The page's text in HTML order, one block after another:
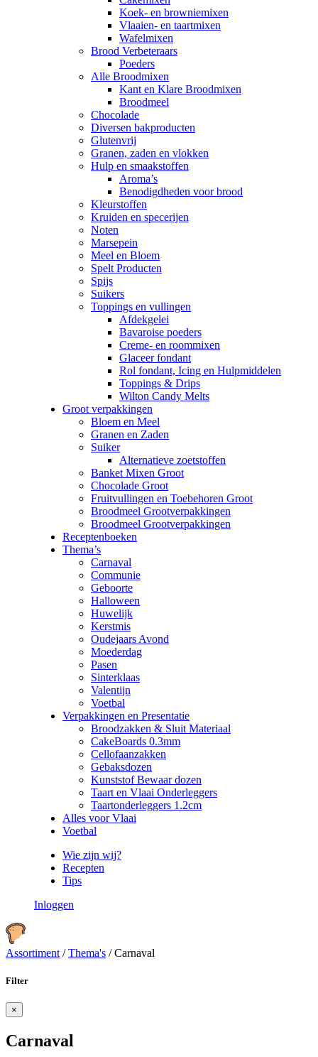
Koek- en browniemixen
Vlaaien- en taartmixen
Wafelmixen
Brood Verbeteraars
Poeders
Alle Broodmixen
Kant en Klare Broodmixen
Broodmeel
Chocolade
Diversen bakproducten
Glutenvrij
Granen, zaden en vlokken
Hulp en smaakstoffen
Aroma’s
Benodigdheden voor brood
Kleurstoffen
Kruiden en specerijen
Noten
Marsepein
Meel en Bloem
Spelt Producten
Spijs
Suikers
Toppings en vullingen
Afdekgelei
Bavaroise poeders
Creme- en roommixen
Glaceer fondant
Rol fondant, Icing en Hulpmiddelen
Toppings & Drips
Wilton Candy Melts
Groot verpakkingen
Bloem en Meel
Granen en Zaden
Suiker
Alternatieve zoetstoffen
Banket Mixen Groot
Chocolade Groot
Fruitvullingen en Toebehoren Groot
Broodmeel Grootverpakkingen
Broodmeel Grootverpakkingen
Receptenboeken
Thema’s
Carnaval
Communie
Geboorte
Halloween
Huwelijk
Kerstmis
Oudejaars Avond
Moederdag
Pasen
Sinterklaas
Valentijn
Voetbal
Verpakkingen en Presentatie
Broodzakken & Sluit Materiaal
CakeBoards 0.3mm
Cellofaanzakken
Gebaksdozen
Kunststof Bewaar dozen
Taart en Vlaai Onderleggers
Taartonderleggers 1.2cm
Alles voor Vlaai
Voetbal
Wie zijn wij?
Recepten
Tips
Inloggen
Assortiment /Thema's /Carnaval
Filter
×
Carnaval